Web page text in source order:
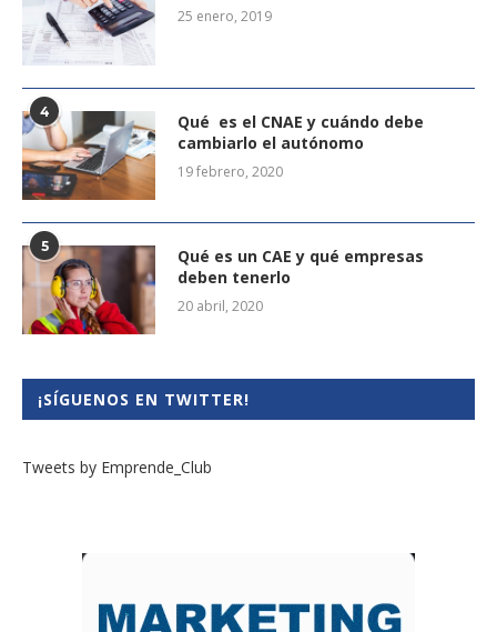
25 enero, 2019
4
Qué es el CNAE y cuándo debe
cambiarlo el autónomo
19 febrero, 2020
5
Qué es un CAE y qué empresas
deben tenerlo
20 abril, 2020
¡SÍGUENOS EN TWITTER!
Tweets by Emprende_Club